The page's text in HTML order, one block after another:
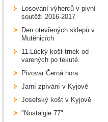
Losování výherců v pivní
soutěži 2016-2017
Den otevřených sklepů v
Mutěnicích
11.Lúcký košt trnek od
varených po tekuté.
Pivovar Černá hora
Jarní zpívání v Kyjově
Josefský košt v Kyjově
"Nostalgie 77"